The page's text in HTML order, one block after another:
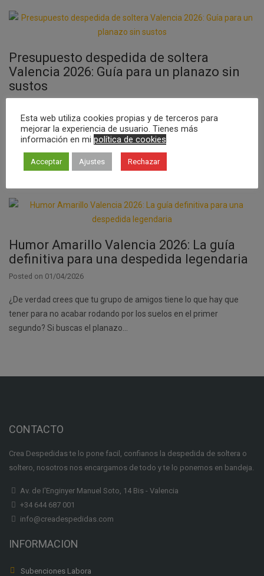
Presupuesto despedida de soltera
Valencia 2026: Guía para un planazo sin
sustos
¿Y si te dijera que el drama del dinero es lo único capaz de arruinar
tu fiesta antes de que empiece? Organizar el presupuesto
despedida de soltera…
Humor Amarillo Valencia 2026: La guía
definitiva para una despedida legendaria
Posted on 01/04/2026
¿De verdad crees que tu grupo de amigos tiene lo que hay que
tener para no acabar rodando por los suelos en el primer
segundo? Si buscas el planazo…
CONTACTO
Crea Despedidas te lo pone facil, confianos la despedida de soltera o
soltero, nosotros nos encargamos de todo y te lo ponemos en bandeja.
Av. de I'Enginyer Manuel Soto, 14 Bis - Valencia
+34 644 687 001
info@creadespedidas.com
INFORMACION
Subenciones Labora
Esta web utiliza cookies propias y de terceros para
mejorar la experiencia de usuario. Tienes más
información en mi política de cookies
Acceptar Ajustes Rechazar